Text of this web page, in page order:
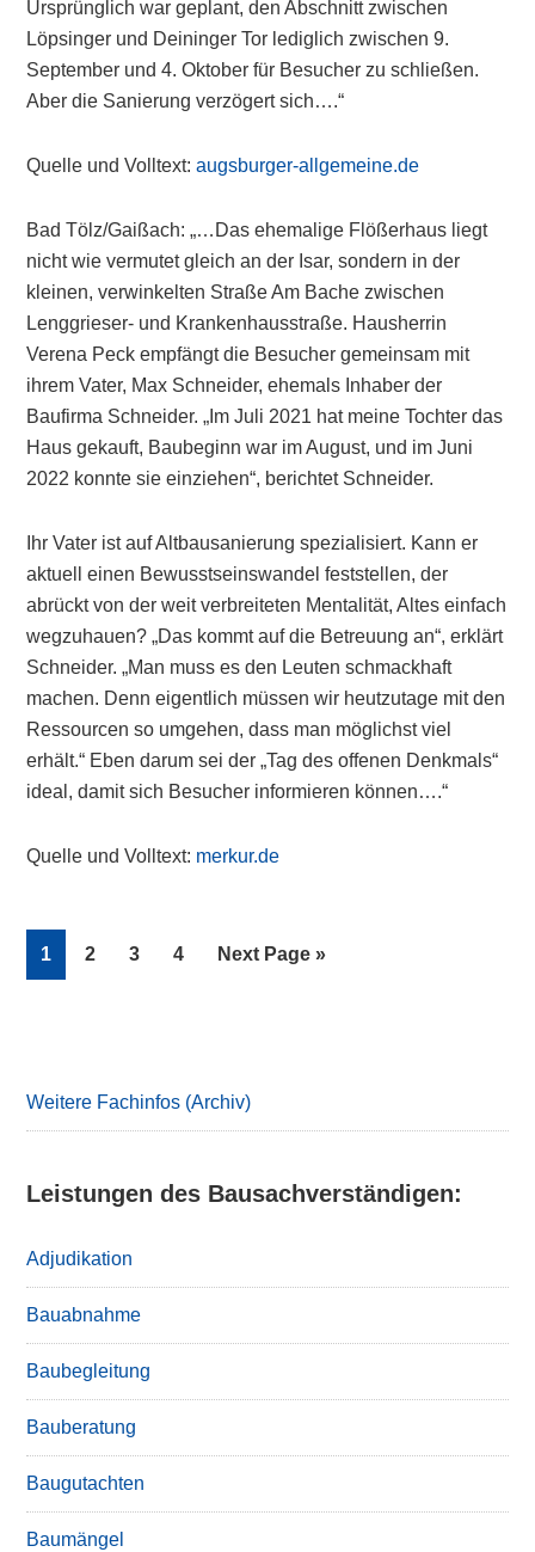
Ursprünglich war geplant, den Abschnitt zwischen
Löpsinger und Deininger Tor lediglich zwischen 9.
September und 4. Oktober für Besucher zu schließen.
Aber die Sanierung verzögert sich….“
Quelle und Volltext:augsburger-allgemeine.de
Bad Tölz/Gaißach: „…Das ehemalige Flößerhaus liegt
nicht wie vermutet gleich an der Isar, sondern in der
kleinen, verwinkelten Straße Am Bache zwischen
Lenggrieser- und Krankenhausstraße. Hausherrin
Verena Peck empfängt die Besucher gemeinsam mit
ihrem Vater, Max Schneider, ehemals Inhaber der
Baufirma Schneider. „Im Juli 2021 hat meine Tochter das
Haus gekauft, Baubeginn war im August, und im Juni
2022 konnte sie einziehen“, berichtet Schneider.
Ihr Vater ist auf Altbausanierung spezialisiert. Kann er
aktuell einen Bewusstseinswandel feststellen, der
abrückt von der weit verbreiteten Mentalität, Altes einfach
wegzuhauen? „Das kommt auf die Betreuung an“, erklärt
Schneider. „Man muss es den Leuten schmackhaft
machen. Denn eigentlich müssen wir heutzutage mit den
Ressourcen so umgehen, dass man möglichst viel
erhält.“ Eben darum sei der „Tag des offenen Denkmals“
ideal, damit sich Besucher informieren können….“
Quelle und Volltext: merkur.de
Page
1 Page
2 Page
3 Page
4
Go
Next Page »
Weitere Fachinfos (Archiv)
Leistungen des Bausachverständigen:
Adjudikation
Bauabnahme
Baubegleitung
Bauberatung
Baugutachten
Baumängel